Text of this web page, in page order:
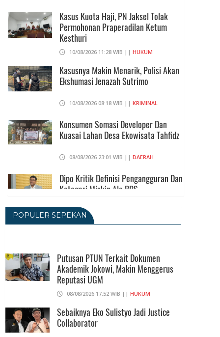
Kasus Kuota Haji, PN Jaksel Tolak
Permohonan Praperadilan Ketum
Kesthuri
10/08/2026 11:28 WIB || HUKUM
Kasusnya Makin Menarik, Polisi Akan
Ekshumasi Jenazah Sutrimo
10/08/2026 08:18 WIB || KRIMINAL
Konsumen Somasi Developer Dan
Kuasai Lahan Desa Ekowisata Tahfidz
08/08/2026 23:01 WIB || DAERAH
Dipo Kritik Definisi Pengangguran Dan
Kategori Miskin Ala BPS
08/08/2026 20:09 WIB ||
Reputasi UGM
08/08/2026 17:52 WIB ||HUKUM
Andi Gani Tegaskan Buruh Tetap
Demo Pada Agustus - September
07/08/2026 20:52 WIB ||
POPULER SEPEKAN
Putusan PTUN Terkait Dokumen
Akademik Jokowi, Makin Menggerus
Reputasi UGM
08/08/2026 17:52 WIB || HUKUM
Sebaiknya Eko Sulistyo Jadi Justice
Collaborator